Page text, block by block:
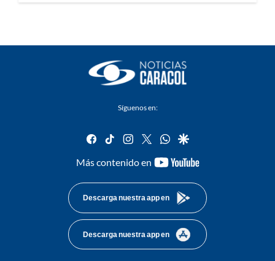
Síguenos en:
facebook
tiktok instagram
twitterwhatsapp
google
Más contenido en
youtube-
Descarga nuestra app en
Descarga nuestra app en